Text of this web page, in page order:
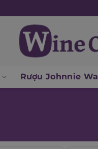
Rượu Johnnie